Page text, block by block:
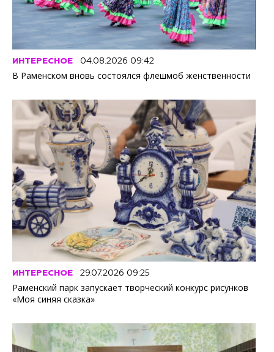
ИНТЕРЕСНОЕ 04.08.2026 09:42
В Раменском вновь состоялся флешмоб женственности
ИНТЕРЕСНОЕ 29.07.2026 09:25
Раменский парк запускает творческий конкурс рисунков
«Моя синяя сказка»